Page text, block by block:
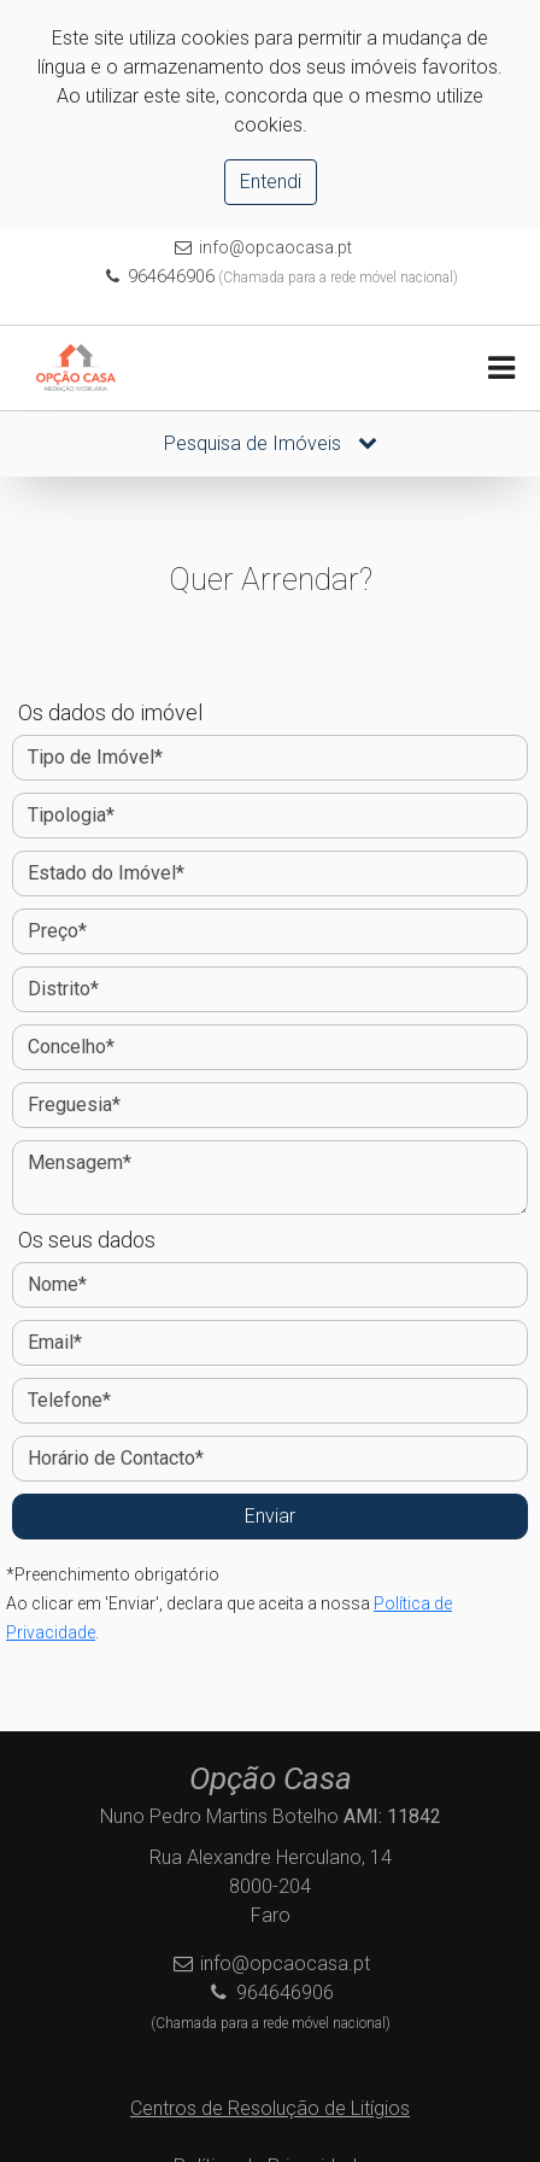
Este site utiliza cookies para permitir a mudança de
língua e o armazenamento dos seus imóveis favoritos.
Ao utilizar este site, concorda que o mesmo utilize
cookies.
Entendi
info@opcaocasa.pt
964646906 (Chamada para a rede móvel nacional)
Pesquisa de Imóveis
Quer Arrendar?
Os dados do imóvel
Os seus dados
*Preenchimento obrigatório
Ao clicar em 'Enviar', declara que aceita a nossa Política de
Privacidade
Opção Casa
Nuno Pedro Martins Botelho AMI: 11842
Rua Alexandre Herculano, 14
8000-204
Faro
info@opcaocasa.pt
964646906
(Chamada para a rede móvel nacional)
Centros de Resolução de Litígios